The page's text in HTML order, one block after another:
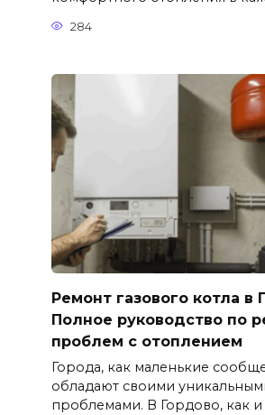
284
Ремонт газового котла в
Полное руководство по
проблем с отоплением
Города, как маленькие
обладают своими
проблемами. В Гордово, как